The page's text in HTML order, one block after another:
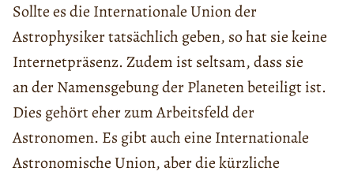
Sollte es die Internationale Union der
Astrophysiker tatsächlich geben, so hat sie keine
Internetpräsenz. Zudem ist seltsam, dass sie
an der Namensgebung der Planeten beteiligt ist.
Dies gehört eher zum Arbeitsfeld der
Astronomen. Es gibt auch eine Internationale
Astronomische Union, aber die kürzliche